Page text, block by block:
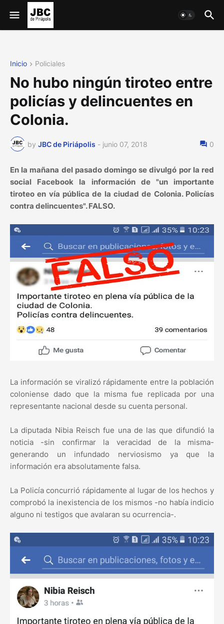
Inicio Policiales
No hubo ningún tiroteo entre
policías y delincuentes en
Colonia.
by JBC de Piriápolis - junio 07, 2018 0
En la mañana del pasado domingo se divulgó por la red
social Facebook la información de "un importante
tiroteo en vía pública de la ciudad de Colonia. Policías
contra delincuentes". FALSO.
La información se viralizó rápidamente entre la población
coloniense dado que la misma fue replicada por una
representante nacional desde su cuenta personal.
La diputada Nibia Reisch fue una de las que difundió la
noticia -sin confirmar la veracidad de la misma-
generando un infundado nerviosismo ya que la
información era absolutamente falsa.
La Policía concurrió rápidamente al lugar de los hechos y
comprobó la inexistencia de los mismos -no había indicio
alguno ni testigos que avalaran su ocurrencia-.